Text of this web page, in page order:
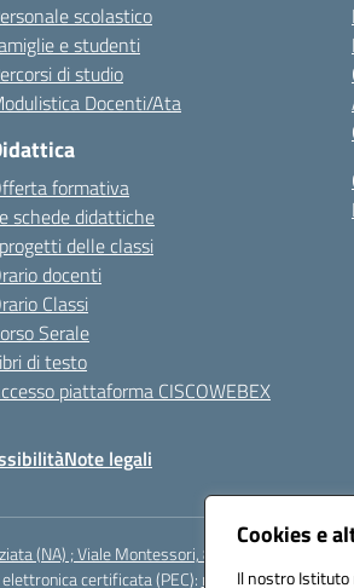
Cookies e
Il nostro
scolastico
e studenti
di studio
Docenti/Ata
formativa
schede didattiche
delle classi
docenti
Classi
Serale
di testo
piattaforma CISCOWEBEX
Note legali
(NA) ; Viale Montessori, 80041 Boscoreale (NA)
certificata (PEC):